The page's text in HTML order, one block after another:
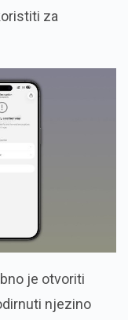
za
je otvoriti
njezino